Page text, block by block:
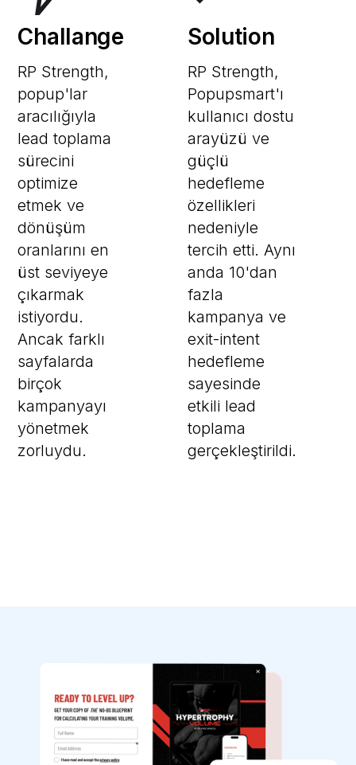
Challange
RP Strength,
popup'lar
aracılığıyla
lead toplama
sürecini
optimize
etmek ve
dönüşüm
oranlarını en
üst seviyeye
çıkarmak
istiyordu.
Ancak farklı
sayfalarda
birçok
kampanyayı
yönetmek
zorluydu.
Solution
RP Strength,
Popupsmart'ı
kullanıcı dostu
arayüzü ve
güçlü
hedefleme
özellikleri
nedeniyle
tercih etti. Aynı
anda 10'dan
fazla
kampanya ve
exit-intent
hedefleme
sayesinde
etkili lead
toplama
gerçekleştirildi.